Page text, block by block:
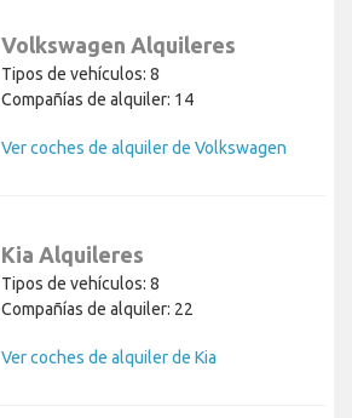
Volkswagen Alquileres
Tipos de vehículos: 8
Compañías de alquiler: 14
Ver coches de alquiler de Volkswagen
Kia Alquileres
Tipos de vehículos: 8
Compañías de alquiler: 22
Ver coches de alquiler de Kia